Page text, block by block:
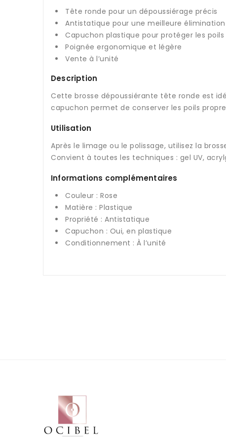
Tête ronde pour un dépoussiérage précis
Antistatique pour une meilleure élimination
Capuchon plastique pour protéger les poils
Poignée ergonomique et légère
Vente à l’unité
Description
Cette brosse dépoussiérante tête ronde est
capuchon permet de conserver les poils
Utilisation
Après le limage ou le polissage, utilisez la
Convient à toutes les techniques : gel UV,
Informations complémentaires
Couleur : Rose
Matière : Plastique
Propriété : Antistatique
Capuchon : Oui, en plastique
Conditionnement : À l’unité